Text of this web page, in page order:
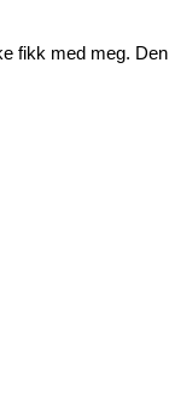
fikk med meg. Den